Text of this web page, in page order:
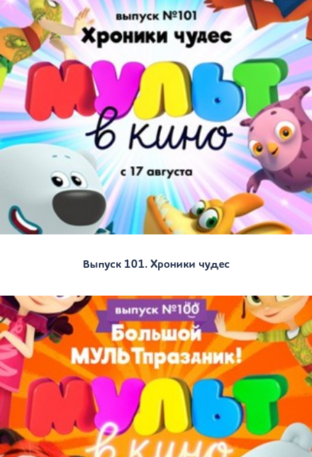
Выпуск 101. Хроники чудес